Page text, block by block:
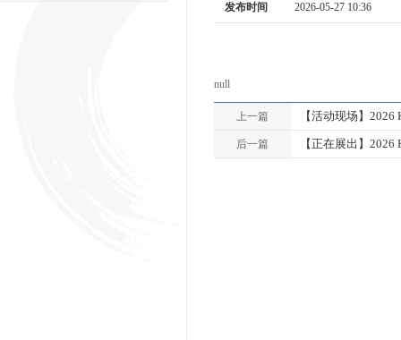
发布时间 2026-05-27 10:36
null
上一篇 【活动现场】
后一篇 【正在展出】